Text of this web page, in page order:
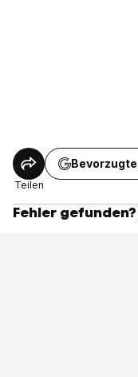
Teilen
Fehler gefunden?